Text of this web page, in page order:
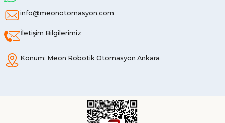
info@meonotomasyon.com
İletişim Bilgilerimiz
Konum: Meon Robotik Otomasyon Ankara